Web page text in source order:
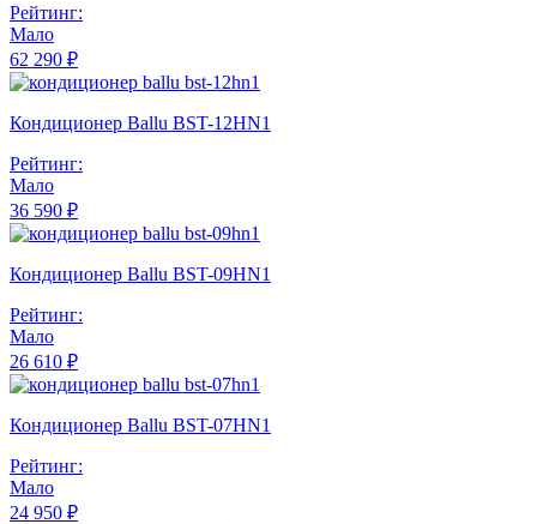
Рейтинг:
Мало
62 290 ₽
Кондиционер Ballu BST-12HN1
Рейтинг:
Мало
36 590 ₽
Кондиционер Ballu BST-09HN1
Рейтинг:
Мало
26 610 ₽
Кондиционер Ballu BST-07HN1
Рейтинг:
Мало
24 950 ₽